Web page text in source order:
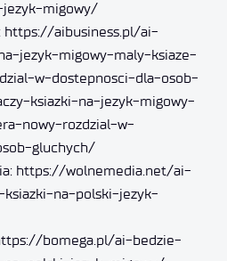
migowy/
https://aibusiness.pl/ai-
jezyk-migowy-maly-ksiaze-
w-dostepnosci-dla-osob-
ksiazki-na-jezyk-migowy-
nowy-rozdzial-w-
gluchych/
https://wolnemedia.net/ai-
na-polski-jezyk-
bomega.pl/ai-bedzie-